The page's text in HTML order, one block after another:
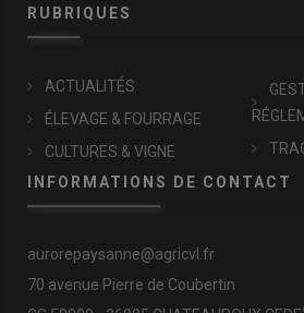
RUBRIQUES
ACTUALITÉS
ÉLEVAGE & FOURRAGE
CULTURES & VIGNE
INFORMATIONS DE CONTACT
aurorepaysanne@agricvl.fr
70 avenue Pierre de Coubertin